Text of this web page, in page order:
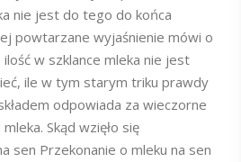
nie jest do tego do końca
powtarzane wyjaśnienie mówi o
w szklance mleka nie jest
ile w tym starym triku prawdy
odpowiada za wieczorne
Skąd wzięło się
sen Przekonanie o mleku na sen